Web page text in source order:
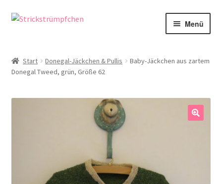
Zur
Zum
Menü
Babysöckchen
Donegal-Jäckchen & Pullis
Über Strickstrümpfchen
Start Donegal-Jäckchen & Pullis
Baby-Jäckchen aus zartem
Donegal Tweed, grün, Größe 62